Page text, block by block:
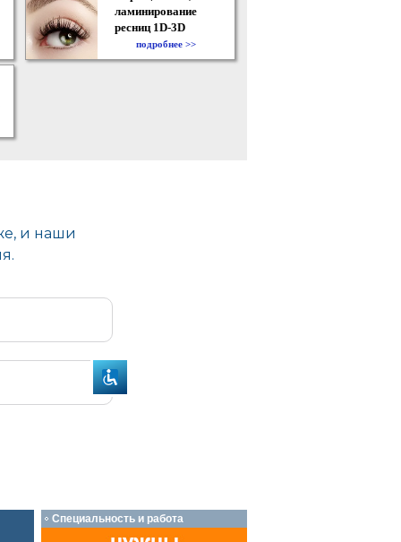
ламинирование
ресниц 1D-3D
подробнее >>
Специальность и работа